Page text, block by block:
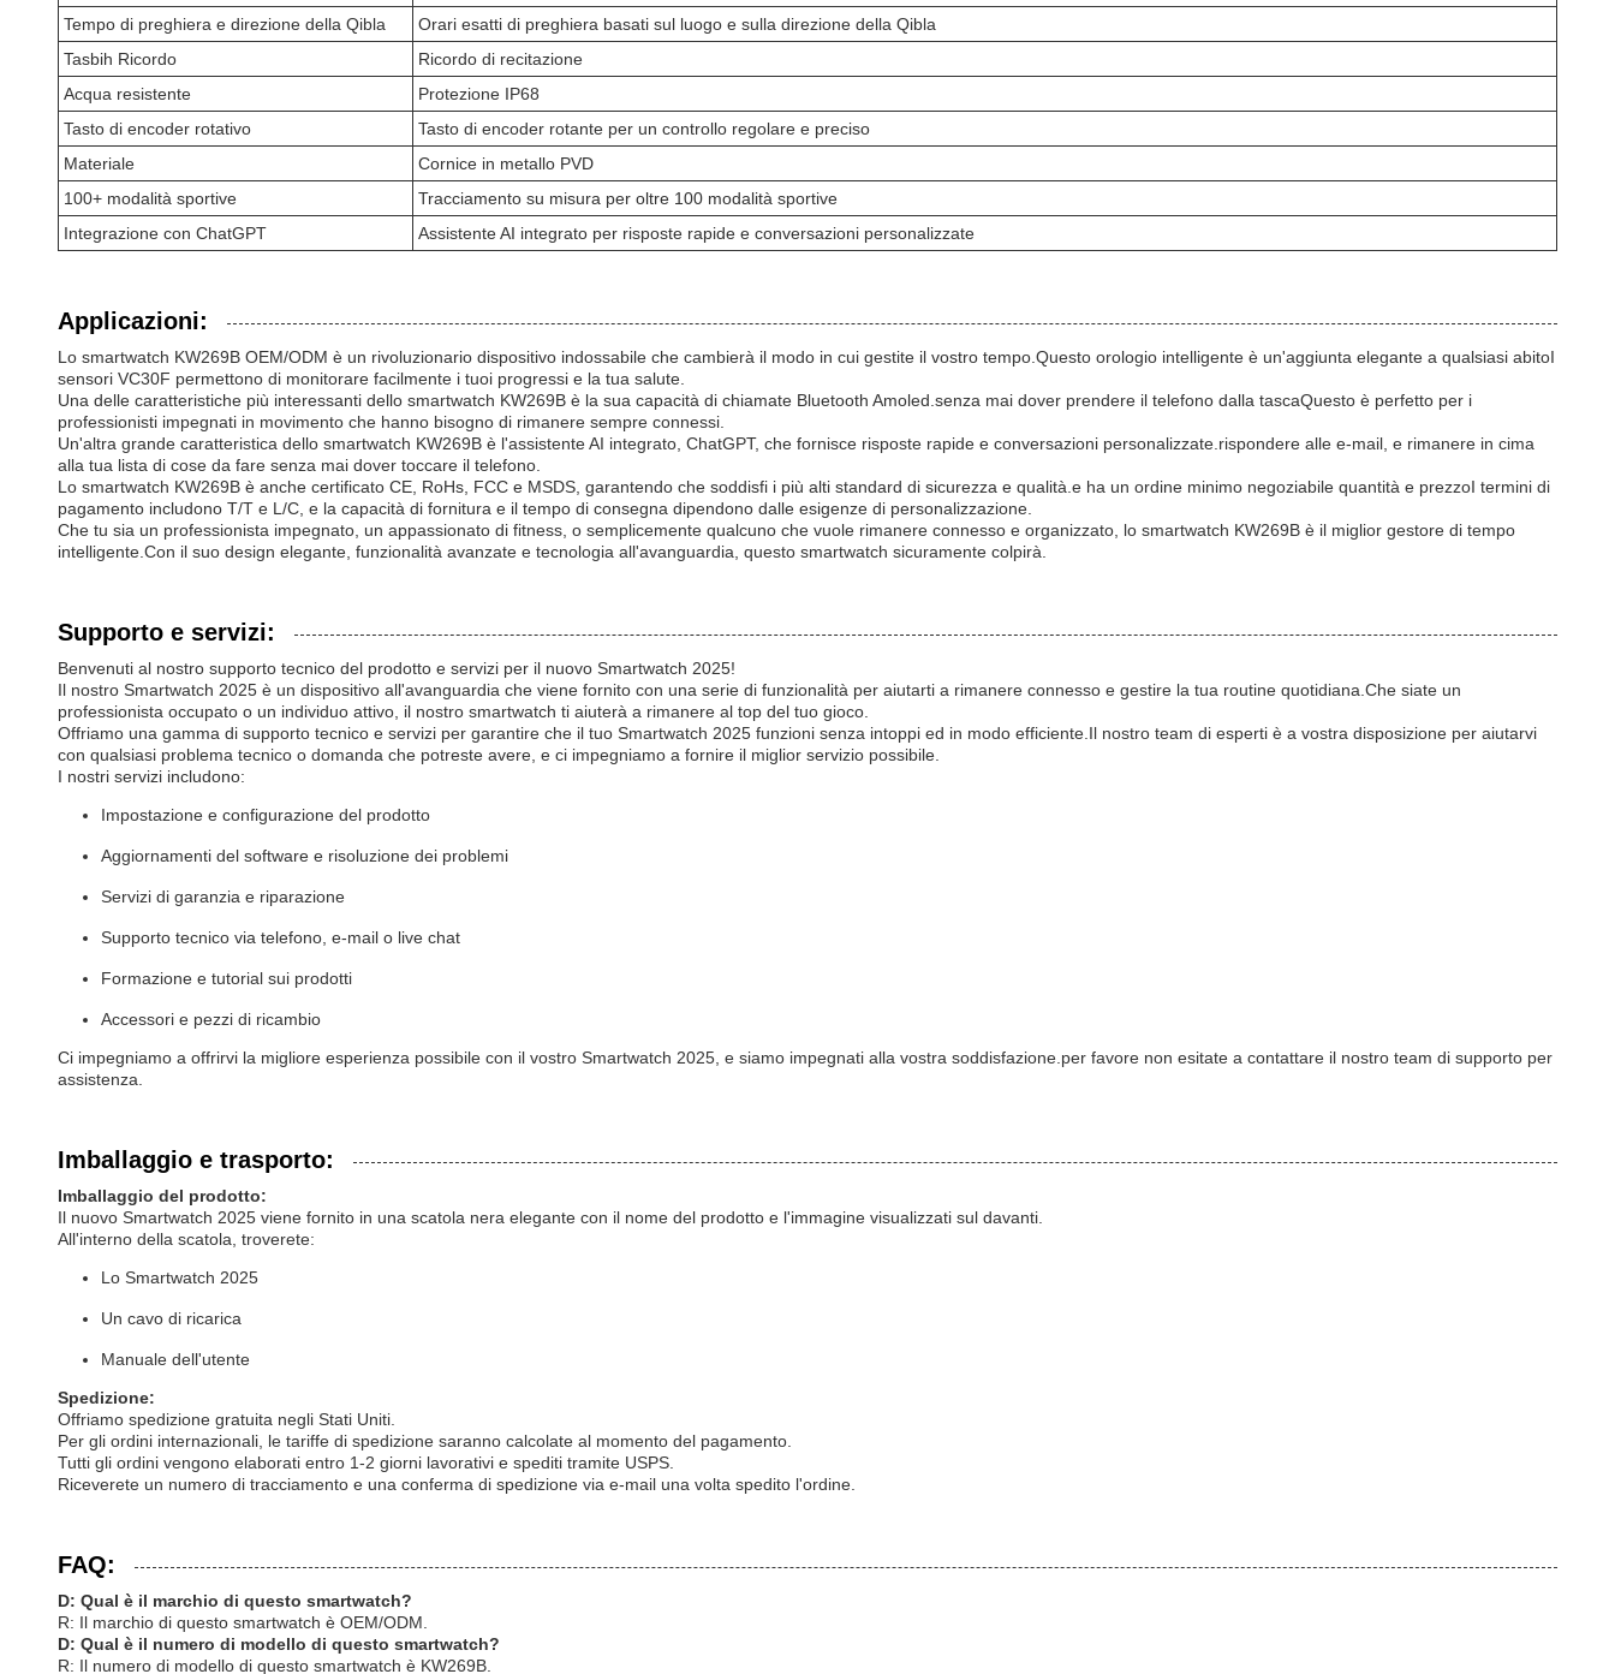
Tempo di preghiera e direzione della Qibla
Orari esatti di preghiera basati sul luogo e sulla direzione della Qibla
Tasbih Ricordo
Ricordo di recitazione
Acqua resistente
Protezione IP68
Tasto di encoder rotativo
Tasto di encoder rotante per un controllo regolare e preciso
Materiale
Cornice in metallo PVD
100+ modalità sportive
Tracciamento su misura per oltre 100 modalità sportive
Integrazione con ChatGPT
Assistente AI integrato per risposte rapide e conversazioni personalizzate
Applicazioni:
Lo smartwatch KW269B OEM/ODM è un rivoluzionario dispositivo indossabile che cambierà il modo in cui gestite il vostro tempo.Questo orologio intelligente è un'aggiunta elegante a qualsiasi abitoI
sensori VC30F permettono di monitorare facilmente i tuoi progressi e la tua salute.
Una delle caratteristiche più interessanti dello smartwatch KW269B è la sua capacità di chiamate Bluetooth Amoled.senza mai dover prendere il telefono dalla tascaQuesto è perfetto per i
professionisti impegnati in movimento che hanno bisogno di rimanere sempre connessi.
Un'altra grande caratteristica dello smartwatch KW269B è l'assistente AI integrato, ChatGPT, che fornisce risposte rapide e conversazioni personalizzate.rispondere alle e-mail, e rimanere in cima
alla tua lista di cose da fare senza mai dover toccare il telefono.
Lo smartwatch KW269B è anche certificato CE, RoHs, FCC e MSDS, garantendo che soddisfi i più alti standard di sicurezza e qualità.e ha un ordine minimo negoziabile quantità e prezzoI termini di
pagamento includono T/T e L/C, e la capacità di fornitura e il tempo di consegna dipendono dalle esigenze di personalizzazione.
Che tu sia un professionista impegnato, un appassionato di fitness, o semplicemente qualcuno che vuole rimanere connesso e organizzato, lo smartwatch KW269B è il miglior gestore di tempo
intelligente.Con il suo design elegante, funzionalità avanzate e tecnologia all'avanguardia, questo smartwatch sicuramente colpirà.
Supporto e servizi:
Benvenuti al nostro supporto tecnico del prodotto e servizi per il nuovo Smartwatch 2025!
Il nostro Smartwatch 2025 è un dispositivo all'avanguardia che viene fornito con una serie di funzionalità per aiutarti a rimanere connesso e gestire la tua routine quotidiana.Che siate un
professionista occupato o un individuo attivo, il nostro smartwatch ti aiuterà a rimanere al top del tuo gioco.
Offriamo una gamma di supporto tecnico e servizi per garantire che il tuo Smartwatch 2025 funzioni senza intoppi ed in modo efficiente.Il nostro team di esperti è a vostra disposizione per aiutarvi
con qualsiasi problema tecnico o domanda che potreste avere, e ci impegniamo a fornire il miglior servizio possibile.
I nostri servizi includono:
Impostazione e configurazione del prodotto
Aggiornamenti del software e risoluzione dei problemi
Servizi di garanzia e riparazione
Supporto tecnico via telefono, e-mail o live chat
Formazione e tutorial sui prodotti
Accessori e pezzi di ricambio
Ci impegniamo a offrirvi la migliore esperienza possibile con il vostro Smartwatch 2025, e siamo impegnati alla vostra soddisfazione.per favore non esitate a contattare il nostro team di supporto per
assistenza.
Imballaggio e trasporto:
Imballaggio del prodotto:
Il nuovo Smartwatch 2025 viene fornito in una scatola nera elegante con il nome del prodotto e l'immagine visualizzati sul davanti.
All'interno della scatola, troverete:
Lo Smartwatch 2025
Un cavo di ricarica
Manuale dell'utente
Spedizione:
Offriamo spedizione gratuita negli Stati Uniti.
Per gli ordini internazionali, le tariffe di spedizione saranno calcolate al momento del pagamento.
Tutti gli ordini vengono elaborati entro 1-2 giorni lavorativi e spediti tramite USPS.
Riceverete un numero di tracciamento e una conferma di spedizione via e-mail una volta spedito l'ordine.
FAQ:
D: Qual è il marchio di questo smartwatch?
R: Il marchio di questo smartwatch è OEM/ODM.
D: Qual è il numero di modello di questo smartwatch?
R: Il numero di modello di questo smartwatch è KW269B.